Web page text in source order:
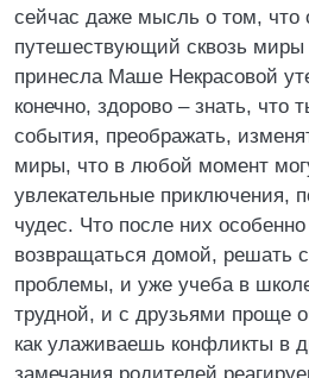
сейчас даже мысль о том, что
путешествующий сквозь миры
принесла Маше Некрасовой
конечно, здорово – знать, что
события, преображать,
миры, что в любой момент
увлекательные приключения,
чудес. Что после них
возвращаться домой, решать
проблемы, и уже учеба в
трудной, и с друзьями проще
как улаживаешь конфликты в